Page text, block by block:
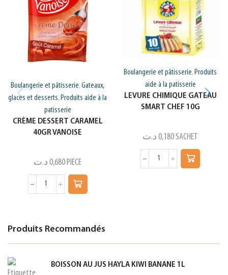
Boulangerie et pâtisserie,Gateaux,
glaces et desserts, Produits aide à la
patisserie
CRÈME DESSERT CARAMEL
40GR VANOISE
0,680 د.ت PIECE
Boulangerie et pâtisserie, Produits
aide à la patisserie
LEVURE CHIMIQUE GATEAU
SMART CHEF 10G
0,180 د.ت SACHET
Produits Recommandés
BOISSON AU JUS HAYLA KIWI BANANE 1L